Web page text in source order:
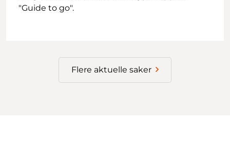
"Guide to go".
Flere aktuelle saker